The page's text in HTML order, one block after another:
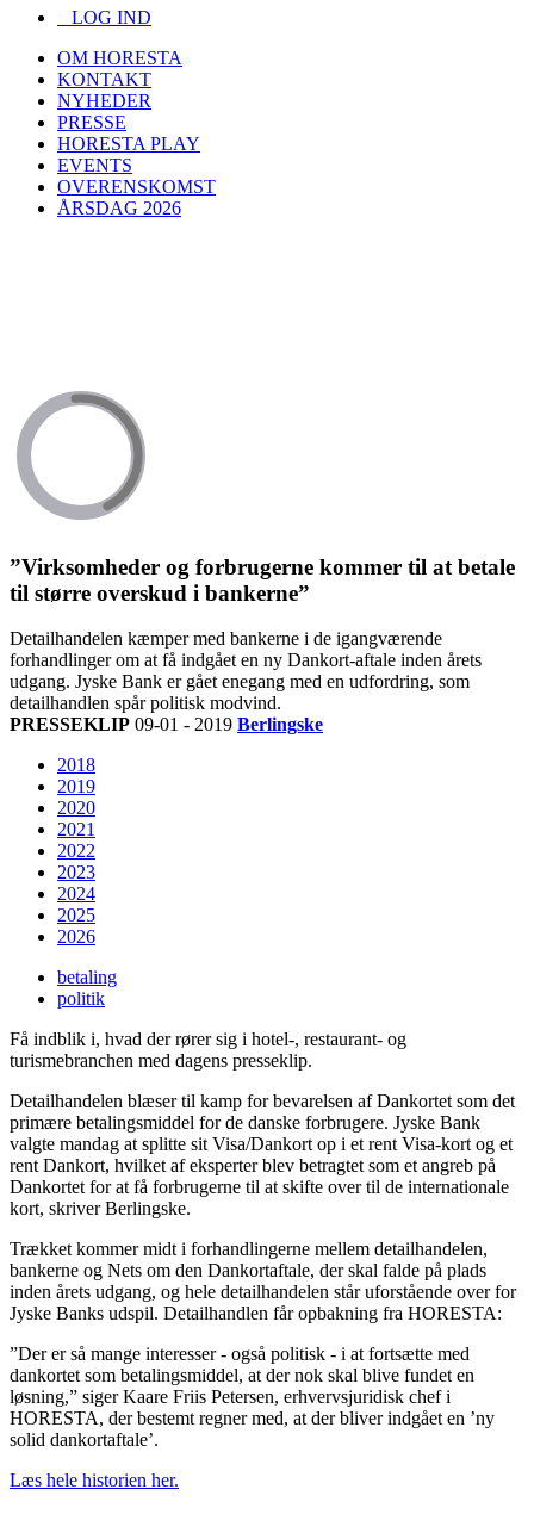
LOG IND
OM HORESTA
KONTAKT
NYHEDER
PRESSE
HORESTA PLAY
EVENTS
OVERENSKOMST
ÅRSDAG 2026
”Virksomheder og forbrugerne kommer til at betale
til større overskud i bankerne”
Detailhandelen kæmper med bankerne i de igangværende
forhandlinger om at få indgået en ny Dankort-aftale inden årets
udgang. Jyske Bank er gået enegang med en udfordring, som
detailhandlen spår politisk modvind.
PRESSEKLIP 09-01 - 2019 Berlingske
2018
2019
2020
2021
2022
2023
2024
2025
2026
betaling
politik
Få indblik i, hvad der rører sig i hotel-, restaurant- og
turismebranchen med dagens presseklip.
Detailhandelen blæser til kamp for bevarelsen af Dankortet som det
primære betalingsmiddel for de danske forbrugere. Jyske Bank
valgte mandag at splitte sit Visa/Dankort op i et rent Visa-kort og et
rent Dankort, hvilket af eksperter blev betragtet som et angreb på
Dankortet for at få forbrugerne til at skifte over til de internationale
kort, skriver Berlingske.
Trækket kommer midt i forhandlingerne mellem detailhandelen,
bankerne og Nets om den Dankortaftale, der skal falde på plads
inden årets udgang, og hele detailhandelen står uforstående over for
Jyske Banks udspil. Detailhandlen får opbakning fra HORESTA:
”Der er så mange interesser - også politisk - i at fortsætte med
dankortet som betalingsmiddel, at der nok skal blive fundet en
løsning,” siger Kaare Friis Petersen, erhvervsjuridisk chef i
HORESTA, der bestemt regner med, at der bliver indgået en ’ny
solid dankortaftale’.
Læs hele historien her.